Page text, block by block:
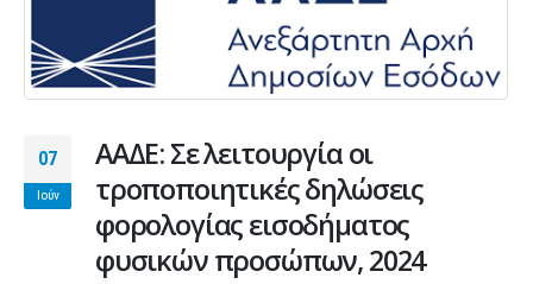
07
Ιούν
ΑΑΔΕ: Σε λειτουργία οι
τροποποιητικές δηλώσεις
φορολογίας εισοδήματος
φυσικών προσώπων, 2024